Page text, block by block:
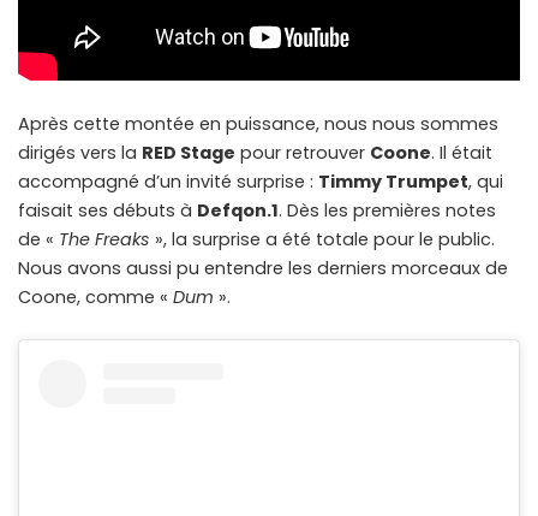
Après cette montée en puissance, nous nous sommes
dirigés vers la RED Stage pour retrouver Coone. Il était
accompagné d’un invité surprise : Timmy Trumpet, qui
faisait ses débuts à Defqon.1. Dès les premières notes
de « The Freaks », la surprise a été totale pour le public.
Nous avons aussi pu entendre les derniers morceaux de
Coone, comme « Dum ».